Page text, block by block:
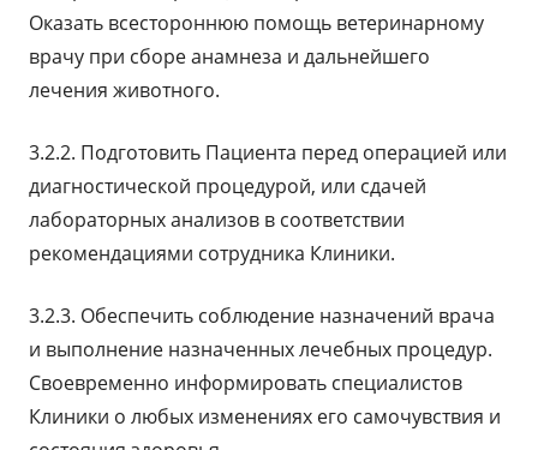
Оказать всестороннюю помощь ветеринарному
врачу при сборе анамнеза и дальнейшего
лечения животного.
3.2.2. Подготовить Пациента перед операцией или
диагностической процедурой, или сдачей
лабораторных анализов в соответствии
рекомендациями сотрудника Клиники.
3.2.3. Обеспечить соблюдение назначений врача
и выполнение назначенных лечебных процедур.
Своевременно информировать специалистов
Клиники о любых изменениях его самочувствия и